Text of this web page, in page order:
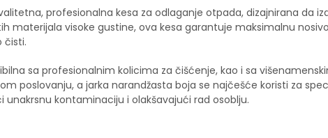
profesionalna kesa za odlaganje otpada, dizajnirana da
materijala visoke gustine, ova kesa garantuje maksimalnu
čisti.
sa profesionalnim kolicima za čišćenje, kao i sa
poslovanju, a jarka narandžasta boja se najčešće koristi za
unakrsnu kontaminaciju i olakšavajući rad osoblju.